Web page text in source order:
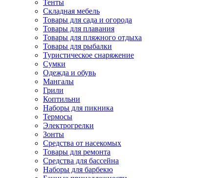
Тенты
Складная мебель
Товары для сада и огорода
Товары для плавания
Товары для пляжного отдыха
Товары для рыбалки
Туристическое снаряжение
Сумки
Одежда и обувь
Мангалы
Грили
Коптильни
Наборы для пикника
Термосы
Электрогрелки
Зонты
Средства от насекомых
Товары для ремонта
Средства для бассейна
Наборы для барбекю